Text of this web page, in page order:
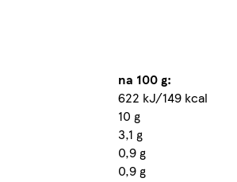
na 100 g:
622 kJ/149 kcal
10 g
3,1 g
0,9 g
0,9 g